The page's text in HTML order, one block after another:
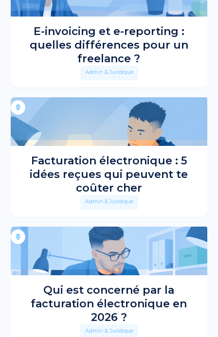
E-invoicing et e-reporting :
quelles différences pour un
freelance ?
Admin & Juridique
Facturation électronique : 5
idées reçues qui peuvent te
coûter cher
Admin & Juridique
Qui est concerné par la
facturation électronique en
2026 ?
Admin & Juridique